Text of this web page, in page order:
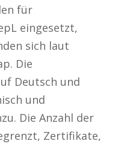
für
eingesetzt,
sich laut
Die
Deutsch und
und
Die Anzahl der
Zertifikate,